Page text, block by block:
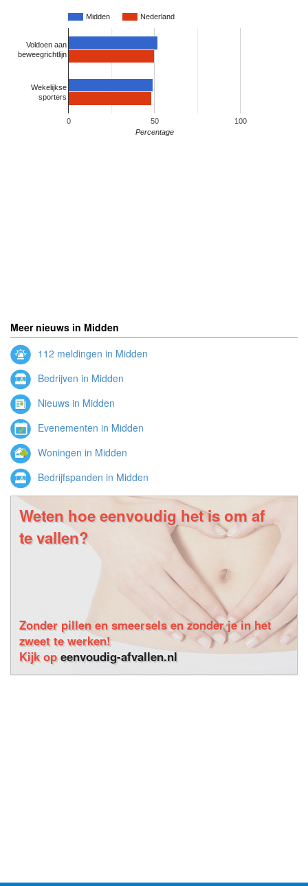
Midden Nederland
0 50 100
Voldoen aan
beweegrichtlijn
Wekelijkse
sporters
Percentage
Meer nieuws in Midden
112 meldingen in Midden
Bedrijven in Midden
Nieuws in Midden
Evenementen in Midden
Woningen in Midden
Bedrijfspanden in Midden
Weten hoe eenvoudig het is om af
te vallen?
Zonder pillen en smeersels en zonder je in het
zweet te werken!
Kijk opeenvoudig-afvallen.nl